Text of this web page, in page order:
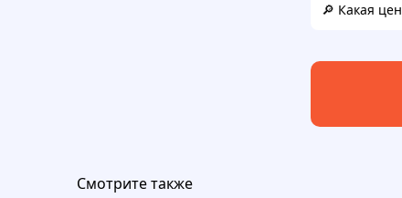
🔎 Какая
Смотрите также